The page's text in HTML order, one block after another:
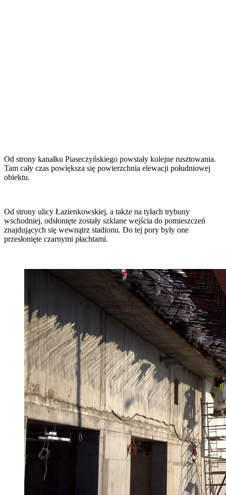
Od strony kanałku Piaseczyńskiego powstały kolejne rusztowania.
Tam cały czas powiększa się powierzchnia elewacji południowej
obiektu.
Od strony ulicy Łazienkowskiej, a także na tyłach trybuny
wschodniej, odsłonięte zostały szklane wejścia do pomieszczeń
znajdujących się wewnątrz stadionu. Do tej pory były one
przesłonięte czarnymi płachtami.